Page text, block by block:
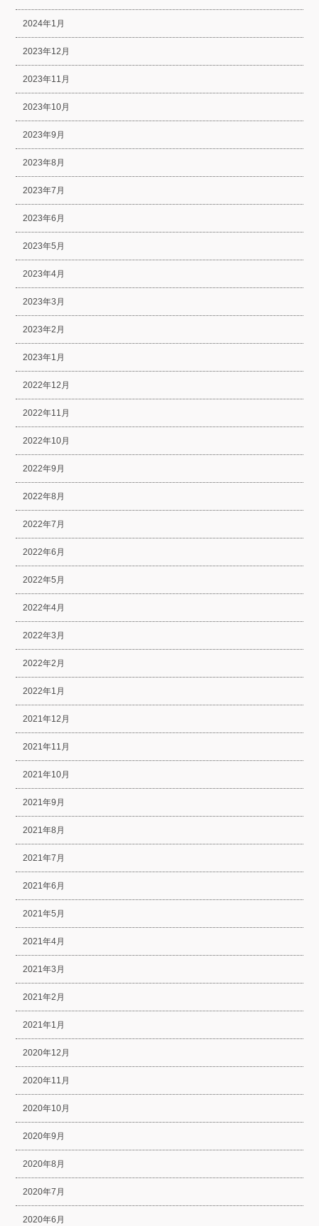
2024年1月
2023年12月
2023年11月
2023年10月
2023年9月
2023年8月
2023年7月
2023年6月
2023年5月
2023年4月
2023年3月
2023年2月
2023年1月
2022年12月
2022年11月
2022年10月
2022年9月
2022年8月
2022年7月
2022年6月
2022年5月
2022年4月
2022年3月
2022年2月
2022年1月
2021年12月
2021年11月
2021年10月
2021年9月
2021年8月
2021年7月
2021年6月
2021年5月
2021年4月
2021年3月
2021年2月
2021年1月
2020年12月
2020年11月
2020年10月
2020年9月
2020年8月
2020年7月
2020年6月